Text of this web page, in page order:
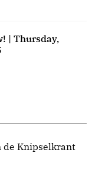
| Thursday,
de Knipselkrant